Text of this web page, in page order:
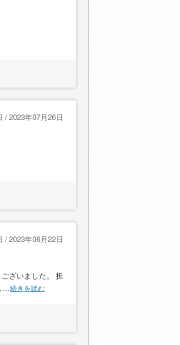
/ 2023年07月26日
/ 2023年06月22日
ざいました。 担
…続きを読む